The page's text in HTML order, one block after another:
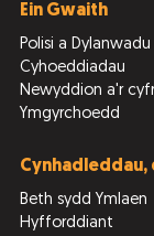
Ein Gwaith
Polisi a Dylanwadu
Cyhoeddiadau
Newyddion a'r
Ymgyrchoedd
Beth sydd Ymlaen
Hyfforddiant